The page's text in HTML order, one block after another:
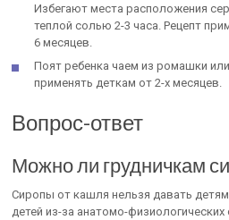
Избегают места расположения
теплой солью 2-3 часа. Рецепт
6 месяцев.
Поят ребенка чаем из ромашки
применять деткам от 2-х месяцев.
Вопрос-ответ
Можно ли грудничкам
Сиропы от кашля нельзя давать
детей из-за анатомо-